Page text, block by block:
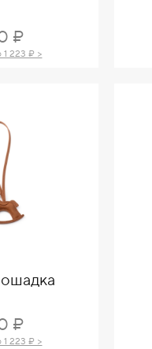
₽
1 223 ₽ >
₽
1 223 ₽ >